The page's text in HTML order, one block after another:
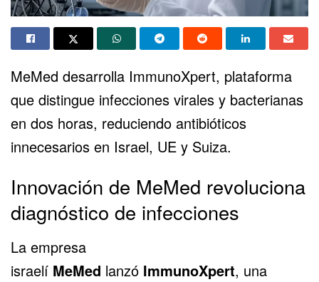
MeMed desarrolla ImmunoXpert, plataforma
que distingue infecciones virales y bacterianas
en dos horas, reduciendo antibióticos
innecesarios en Israel, UE y Suiza.
Innovación de MeMed revoluciona
diagnóstico de infecciones
La empresa
israelí MeMed lanzó ImmunoXpert, una